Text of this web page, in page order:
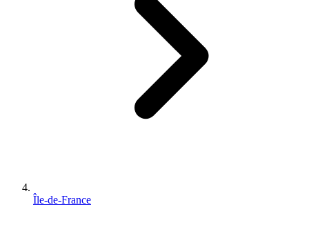
Île-de-France